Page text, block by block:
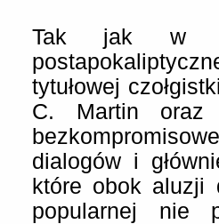
Tak jak w
tytułowej
C. Martin oraz
dialogów i
które obok aluzji
popularnej nie